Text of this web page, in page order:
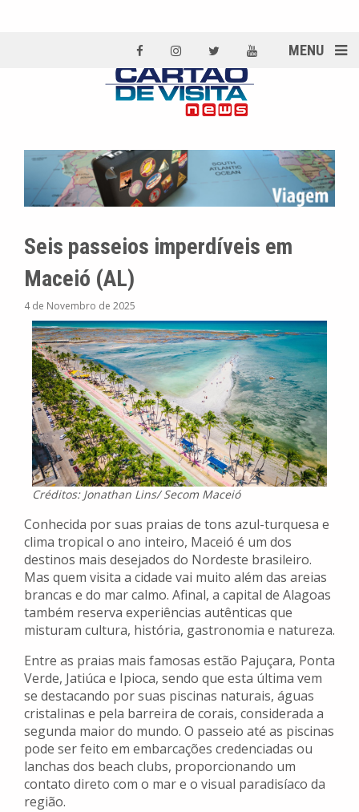
MENU
Seis passeios imperdíveis em
Maceió (AL)
4 de Novembro de 2025
Créditos: Jonathan Lins/ Secom Maceió
Conhecida por suas praias de tons azul-turquesa e
clima tropical o ano inteiro, Maceió é um dos
destinos mais desejados do Nordeste brasileiro.
Mas quem visita a cidade vai muito além das areias
brancas e do mar calmo. Afinal, a capital de Alagoas
também reserva experiências autênticas que
misturam cultura, história, gastronomia e natureza.
Entre as praias mais famosas estão Pajuçara, Ponta
Verde, Jatiúca e Ipioca, sendo que esta última vem
se destacando por suas piscinas naturais, águas
cristalinas e pela barreira de corais, considerada a
segunda maior do mundo. O passeio até as piscinas
pode ser feito em embarcações credenciadas ou
lanchas dos beach clubs, proporcionando um
contato direto com o mar e o visual paradisíaco da
região.